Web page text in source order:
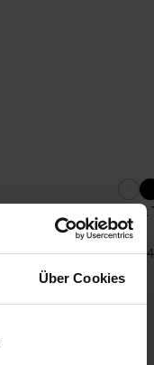
Über Cookies
Tank
from